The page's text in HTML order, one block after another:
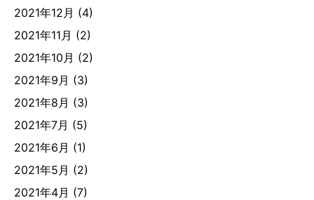
2021年12月 (4)
2021年11月 (2)
2021年10月 (2)
2021年9月 (3)
2021年8月 (3)
2021年7月 (5)
2021年6月 (1)
2021年5月 (2)
2021年4月 (7)